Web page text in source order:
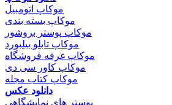
موکاپ اتومبیل
موکاپ بسته بندی
موکاپ پوستر بروشور
موکاپ تابلو بیلبورد
موکاپ غرفه فروشگاه
موکاپ کاور سی دی
موکاپ کتاب مجله
دانلود عکس
پوستر های نمایشگاهی